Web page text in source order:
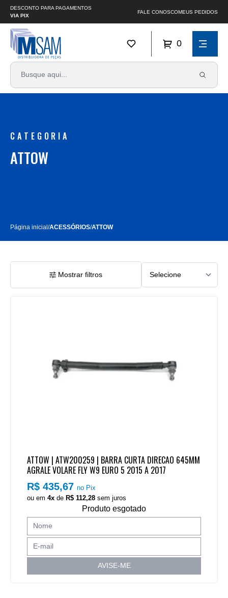
DESCONTO PARA PAGAMENTOS
VIA PIX
FALE CONOSCOMEUS PEDIDOS
0
CATEGORIA
ATTOW
Página inicial/ACESSÓRIOS/ATTOW
Mostrar filtros
ATTOW | ATW200259 | BARRA CURTA DIRECAO 645MM
AGRALE VOLARE FLY W9 EURO 5 2015 A 2017
R$ 435,67no Pix
ou em4x de R$ 112,28 sem juros
Produto esgotado
AVISE-ME